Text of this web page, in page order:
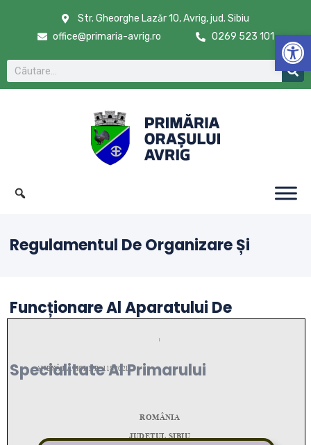
Str. Gheorghe Lazăr 10, Avrig, jud. Sibiu
office@primaria-avrig.ro
0269 523 101
Regulamentul De Organizare Și
Funcționare Al Aparatului De
Specialitate Al Primarului